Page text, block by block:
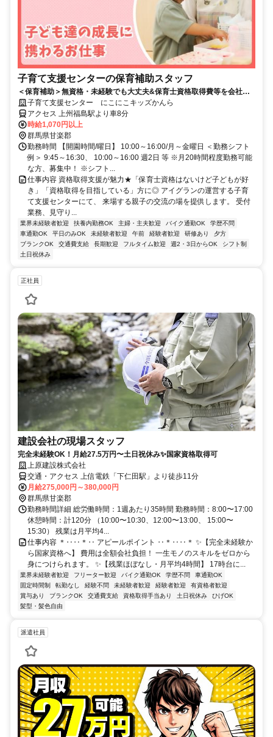
子育て支援センターの保育補助スタッフ
＜保育補助＞無資格・未経験でも大丈夫&保育士資格取得費等を会社負
担◎Web面接実施中
子育て支援センター にこにこキッズかんら
アクセス 上州福島駅より車8分
時給1,070円以上
群馬県甘楽郡
勤務時間 【開園時間/曜日】 10:00～16:00/月～金曜日 ＜勤務シフト
例＞ 9:45～16:30、 10:00～16:00 週2日 等 ※月20時間程度勤務可能
な方、募集中！ ※シフト...
仕事内容 資格取得支援が魅力★「保育士資格はないけど子どもが好
き」「資格取得を目指している」方に◎ アイグランの運営する子育
て支援センターにて、 来場する親子の交流の場を提供します。 受付
業務、見守り...
業界未経験者歓迎 扶養内勤務OK 主婦・主夫歓迎 バイク通勤OK
学歴不問
車通勤OK
平日のみOK 未経験者歓迎 午前 経験者歓迎 研修あり
夕方
ブランクOK
交通費支給 長期歓迎 フルタイム歓迎 週2・3日からOK
シフト制
土日祝休み
正社員
建設会社の現場スタッフ
完全未経験OK！月給27.5万円〜土日祝休み✨国家資格取得可
上原建設株式会社
交通・アクセス 上信電鉄「下仁田駅」より徒歩11分
月給275,000円～380,000円
群馬県甘楽郡
勤務時間詳細 総労働時間：1週あたり35時間 勤務時間：8:00〜17:00
休憩時間：計120分 （10:00〜10:30、12:00〜13:00、 15:00〜
15:30） 残業は月平均4...
仕事内容 ＊‥‥＊‥ アピールポイント ‥＊‥‥＊ ✨【完全未経験か
ら国家資格へ】 費用は全額会社負担！ 一生モノのスキルをゼロから
身につけられます。 ✨【残業ほぼなし・月平均4時間】 17時台に...
業界未経験者歓迎 フリーター歓迎 バイク通勤OK 学歴不問
車通勤OK
固定時間制
転勤なし 経験不問 未経験者歓迎 経験者歓迎
有資格者歓迎
賞与あり
ブランクOK 交通費支給 資格取得手当あり 土日祝休み
ひげOK
髪型・髪色自由
派遣社員